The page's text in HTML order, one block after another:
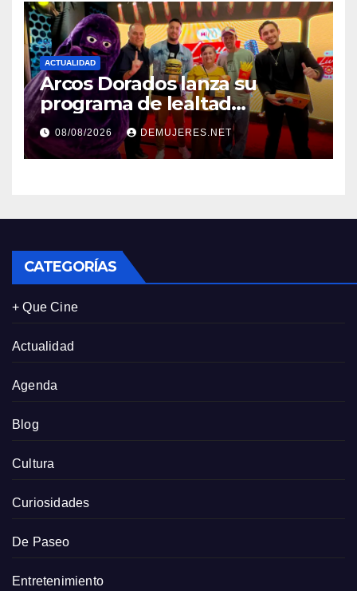
ACTUALIDAD
Arcos Dorados lanza su
programa de lealtad
‘MiMcDonald’s y reconoce a
tres de sus clientes más
leales de Panamá
08/08/2026 DEMUJERES.NET
CATEGORÍAS
+ Que Cine
Actualidad
Agenda
Blog
Cultura
Curiosidades
De Paseo
Entretenimiento